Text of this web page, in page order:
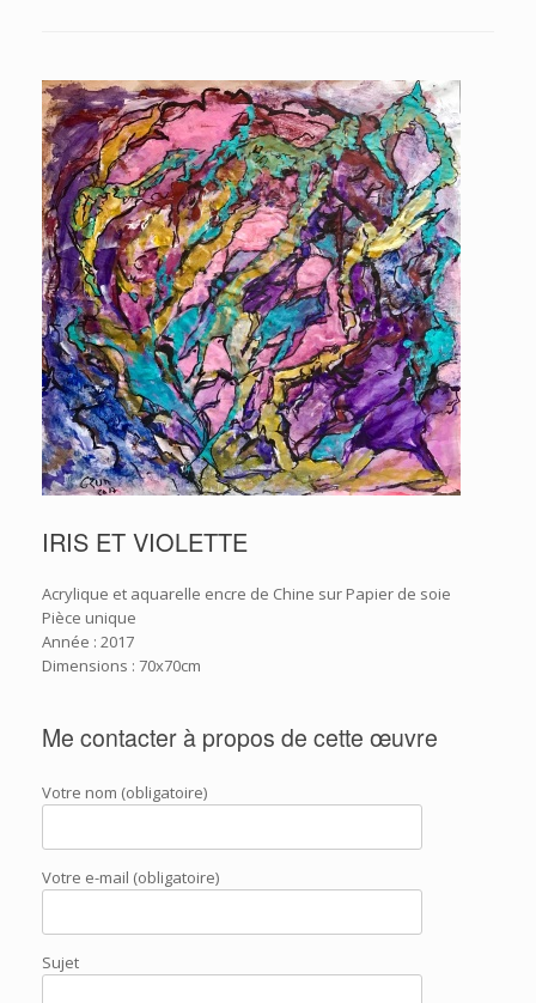
IRIS ET VIOLETTE
Acrylique et aquarelle encre de Chine sur Papier de soie
Pièce unique
Année : 2017
Dimensions : 70x70cm
Me contacter à propos de cette œuvre
Votre nom (obligatoire)
Votre e-mail (obligatoire)
Sujet